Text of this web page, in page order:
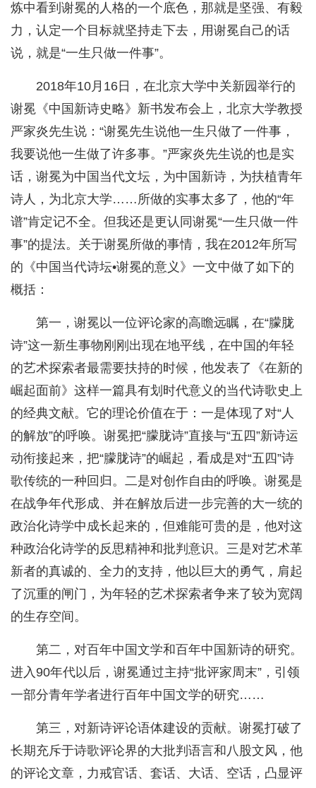
炼中看到谢冕的人格的一个底色，那就是坚强、有毅
力，认定一个目标就坚持走下去，用谢冕自己的话
说，就是“一生只做一件事”。
2018年10月16日，在北京大学中关新园举行的
谢冕《中国新诗史略》新书发布会上，北京大学教授
严家炎先生说：“谢冕先生说他一生只做了一件事，
我要说他一生做了许多事。”严家炎先生说的也是实
话，谢冕为中国当代文坛，为中国新诗，为扶植青年
诗人，为北京大学……所做的实事太多了，他的“年
谱”肯定记不全。但我还是更认同谢冕“一生只做一件
事”的提法。关于谢冕所做的事情，我在2012年所写
的《中国当代诗坛•谢冕的意义》一文中做了如下的
概括：
第一，谢冕以一位评论家的高瞻远瞩，在“朦胧
诗”这一新生事物刚刚出现在地平线，在中国的年轻
的艺术探索者最需要扶持的时候，他发表了《在新的
崛起面前》这样一篇具有划时代意义的当代诗歌史上
的经典文献。它的理论价值在于：一是体现了对“人
的解放”的呼唤。谢冕把“朦胧诗”直接与“五四”新诗运
动衔接起来，把“朦胧诗”的崛起，看成是对“五四”诗
歌传统的一种回归。二是对创作自由的呼唤。谢冕是
在战争年代形成、并在解放后进一步完善的大一统的
政治化诗学中成长起来的，但难能可贵的是，他对这
种政治化诗学的反思精神和批判意识。三是对艺术革
新者的真诚的、全力的支持，他以巨大的勇气，肩起
了沉重的闸门，为年轻的艺术探索者争来了较为宽阔
的生存空间。
第二，对百年中国文学和百年中国新诗的研究。
进入90年代以后，谢冕通过主持“批评家周末”，引领
一部分青年学者进行百年中国文学的研究……
第三，对新诗评论语体建设的贡献。谢冕打破了
长期充斥于诗歌评论界的大批判语言和八股文风，他
的评论文章，力戒官话、套话、大话、空话，凸显评